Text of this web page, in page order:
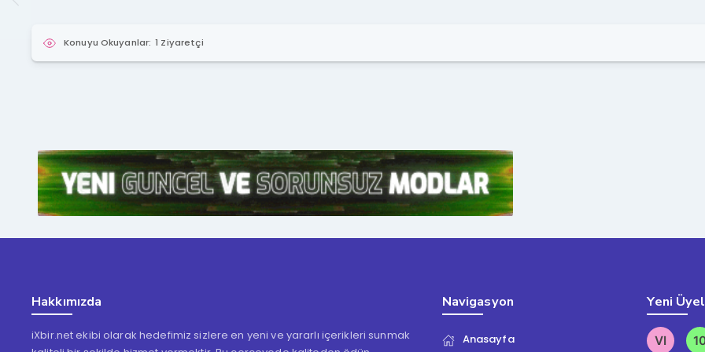
Konuyu Okuyanlar: 1 Ziyaretçi
Hakkımızda
iXbir.net ekibi olarak hedefimiz sizlere en yeni ve yararlı içerikleri sunmak
Navigasyon
Anasayfa
Yeni